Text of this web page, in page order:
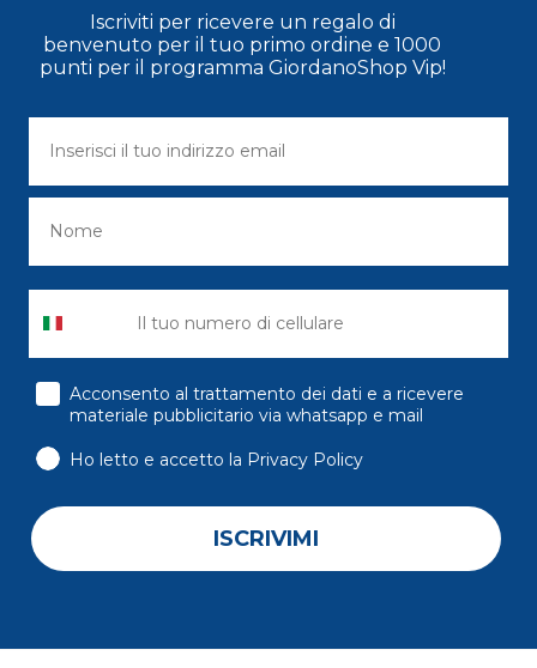
Iscriviti per ricevere un regalo di
benvenuto per il tuo primo ordine e 1000
punti per il programma GiordanoShop Vip!
consenso
Acconsento al trattamento dei dati e a ricevere
materiale pubblicitario via whatsapp e mail
Ho letto e accetto la Privacy Policy
ISCRIVIMI